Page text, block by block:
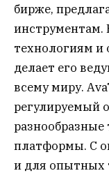
бирже,
инструментам.
технологиям и
делает его
всему миру.
регулируемый
платформы. С
и для опытных